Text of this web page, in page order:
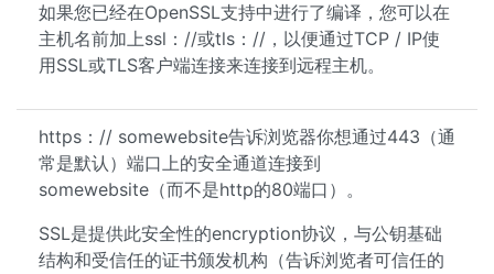
如果您已经在OpenSSL支持中进行了编译，您可以在
主机名前加上ssl：//或tls：//，以便通过TCP / IP使
用SSL或TLS客户端连接来连接到远程主机。
https：// somewebsite告诉浏览器你想通过443（通
常是默认）端口上的安全通道连接到
somewebsite（而不是http的80端口）。
SSL是提供此安全性的encryption协议，与公钥基础
结构和受信任的证书颁发机构（告诉浏览者可信任的